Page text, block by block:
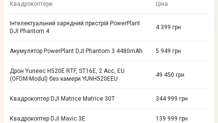
Квадрокоптери Ціна
Інтелектуальний зарядний пристрій PowerPlant
DJI Phantom 4
4 399 грн
Акумулятор PowerPlant DJI Phantom 3 4480mAh 5 949 грн
Дрон Yuneec H520E RTF, ST16E, 2 Acc, EU
(OFDM-Modul) без камери YUNH520EEU
49 450 грн
Квадрокоптер DJI Matrice Matrice 30T 344 999 грн
Квадрокоптер DJI Mavic 3E 139 999 грн